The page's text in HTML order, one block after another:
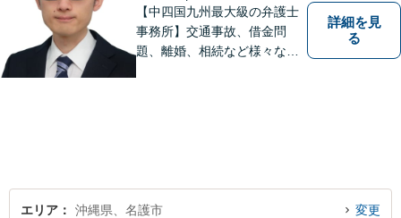
名護市】
【中四国九州最大級の弁護士
事務所】交通事故、借金問
題、離婚、相続など様々な問
詳細を見
る
エリア 沖縄県、名護市 変更